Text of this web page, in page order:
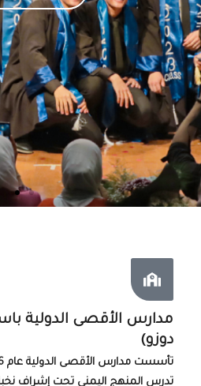
تعرف علينا
تعرف علينا
تعرف علينا
مدارس الأقصى الدولية
دوزو)
تأسست مدارس الأقصى الدولية عام 2016 بمدينة اسطنبول،
تدرس المنهج اليمني تحت إشراف نخبة